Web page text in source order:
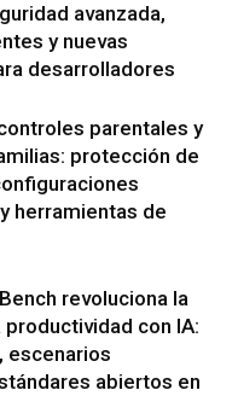
avanzada,
y nuevas
desarrolladores
parentales y
protección de
herramientas de
revoluciona la
productividad con IA:
escenarios
abiertos en